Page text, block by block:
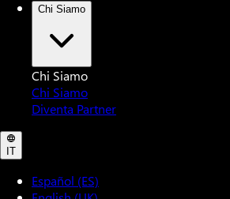
Chi Siamo
Chi Siamo
Chi Siamo
Diventa Partner
IT
Español (ES)